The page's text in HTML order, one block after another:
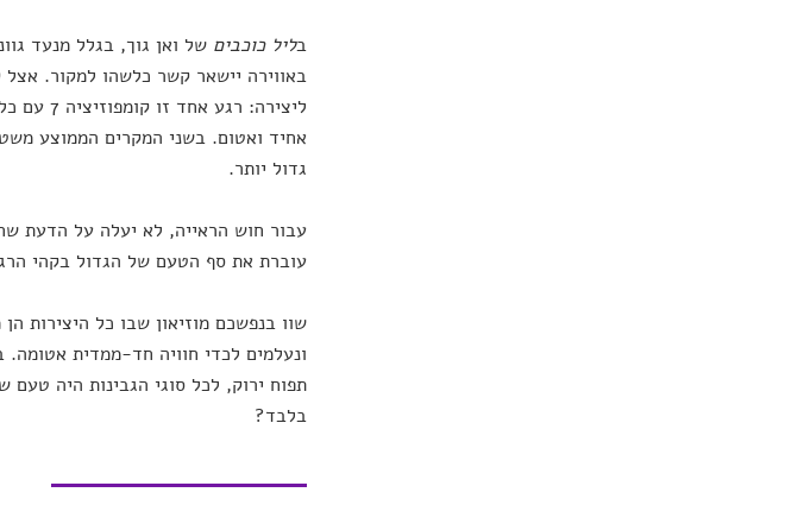
בליל כוכבים של ואן גוך, בגלל מנעד
באווירה יישאר קשר כלשהו למקור.
אחיד ואטום. בשני המקרים הממוצע
גדול יותר.
עבור חוש הראייה, לא יעלה על הדעת
עוברת את סף הטעם של הגדול בקהי
שוו בנפשכם מוזיאון שבו כל היצירות
ונעלמים לכדי חוויה חד-ממדית
תפוח ירוק, לכל סוגי הגבינות היה
בלבד?